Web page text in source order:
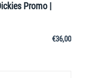
Promo |
€36,00